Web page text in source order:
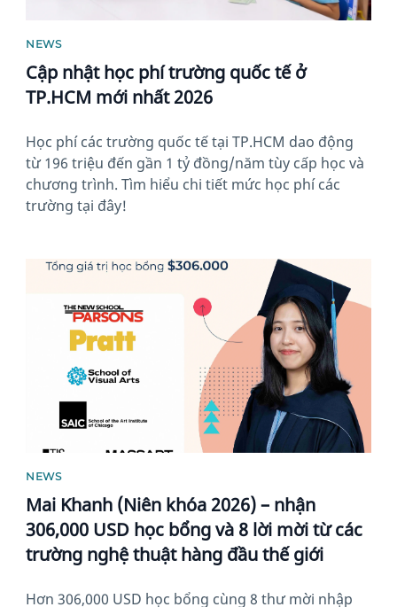
NEWS
Cập nhật học phí trường quốc tế ở
TP.HCM mới nhất 2026
Học phí các trường quốc tế tại TP.HCM dao động
từ 196 triệu đến gần 1 tỷ đồng/năm tùy cấp học và
chương trình. Tìm hiểu chi tiết mức học phí các
trường tại đây!
News image
NEWS
Mai Khanh (Niên khóa 2026) – nhận
306,000 USD học bổng và 8 lời mời từ các
trường nghệ thuật hàng đầu thế giới
Hơn 306,000 USD học bổng cùng 8 thư mời nhập